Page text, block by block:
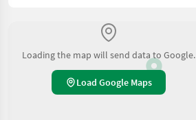
Loading the map will send data to Google.
Load Google Maps